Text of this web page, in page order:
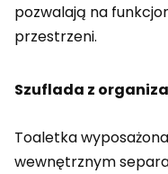
pozwalają na
przestrzeni.
Szuflada z
Toaletka
wewnętrznym